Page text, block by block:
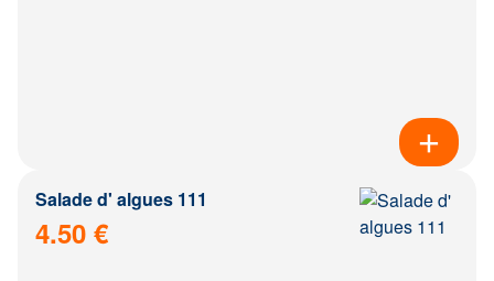
Salade d' algues 111
4.50 €